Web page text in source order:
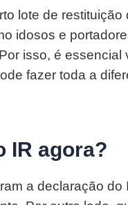
lote de restituição
idosos e
isso, é essencial
fazer toda a
IR agora?
a declaração do